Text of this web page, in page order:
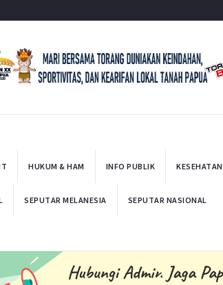
HUKUM & HAM INFO PUBLIK KESEHATAN
SEPUTAR MELANESIA SEPUTAR NASIONAL